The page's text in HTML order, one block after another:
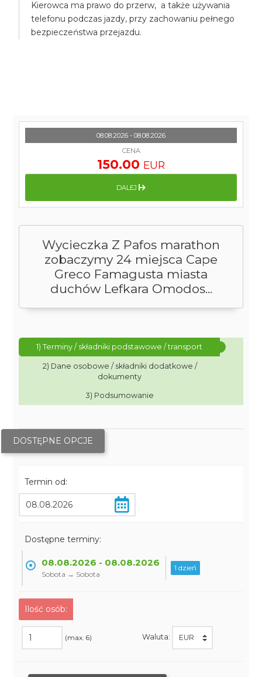
Kierowca ma prawo do przerw, a także używania
telefonu podczas jazdy, przy zachowaniu pełnego
bezpieczeństwa przejazdu.
Wycieczka Z Pafos marathon
zobaczymy 24 miejsca Cape
Greco Famagusta miasta
duchów Lefkara Omodos...
1) Terminy / składniki podstawowe / transport
2) Dane osobowe / składniki dodatkowe /
dokumenty
3) Podsumowanie
DOSTĘPNE OPCJE
Termin od:
Dostępne terminy:
08.08.2026 - 08.08.2026
Sobota → Sobota
1 dzień
Ilość osób:
(max. 6) Waluta:
08.08.2026 - 08.08.2026
CENA
150.00 EUR
DALEJ